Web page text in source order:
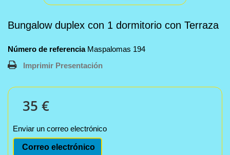
Bungalow duplex con 1 dormitorio con Terraza
Número de referencia Maspalomas 194
Imprimir Presentación
35 €
Enviar un correo electrónico
Correo electrónico